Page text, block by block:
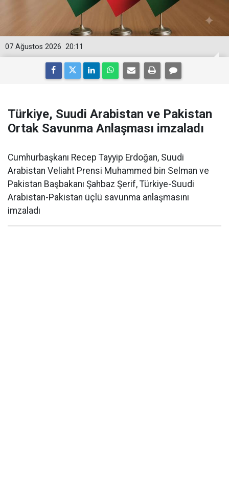
20:11
07 Ağustos 2026
Türkiye, Suudi Arabistan ve Pakistan
Ortak Savunma Anlaşması imzaladı
Cumhurbaşkanı Recep Tayyip Erdoğan, Suudi
Arabistan Veliaht Prensi Muhammed bin Selman ve
Pakistan Başbakanı Şahbaz Şerif, Türkiye-Suudi
Arabistan-Pakistan üçlü savunma anlaşmasını
imzaladı